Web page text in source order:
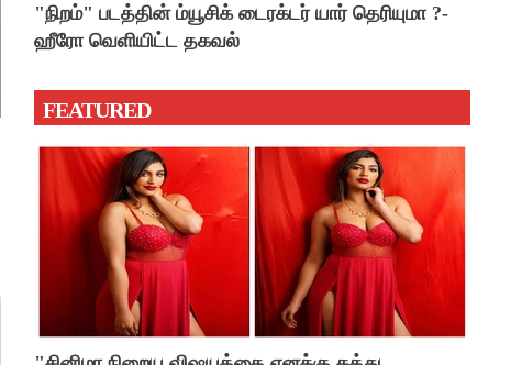
"நிறம்" படத்தின் ம்யூசிக் டைரக்டர் யார் தெரியுமா ?-
ஹீரோ வெளியிட்ட தகவல்
FEATURED